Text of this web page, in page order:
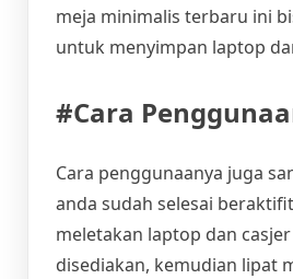
meja minimalis terbaru ini
untuk menyimpan laptop
#Cara
Cara penggunaanya juga
anda sudah selesai
meletakan laptop dan
disediakan, kemudian lipat